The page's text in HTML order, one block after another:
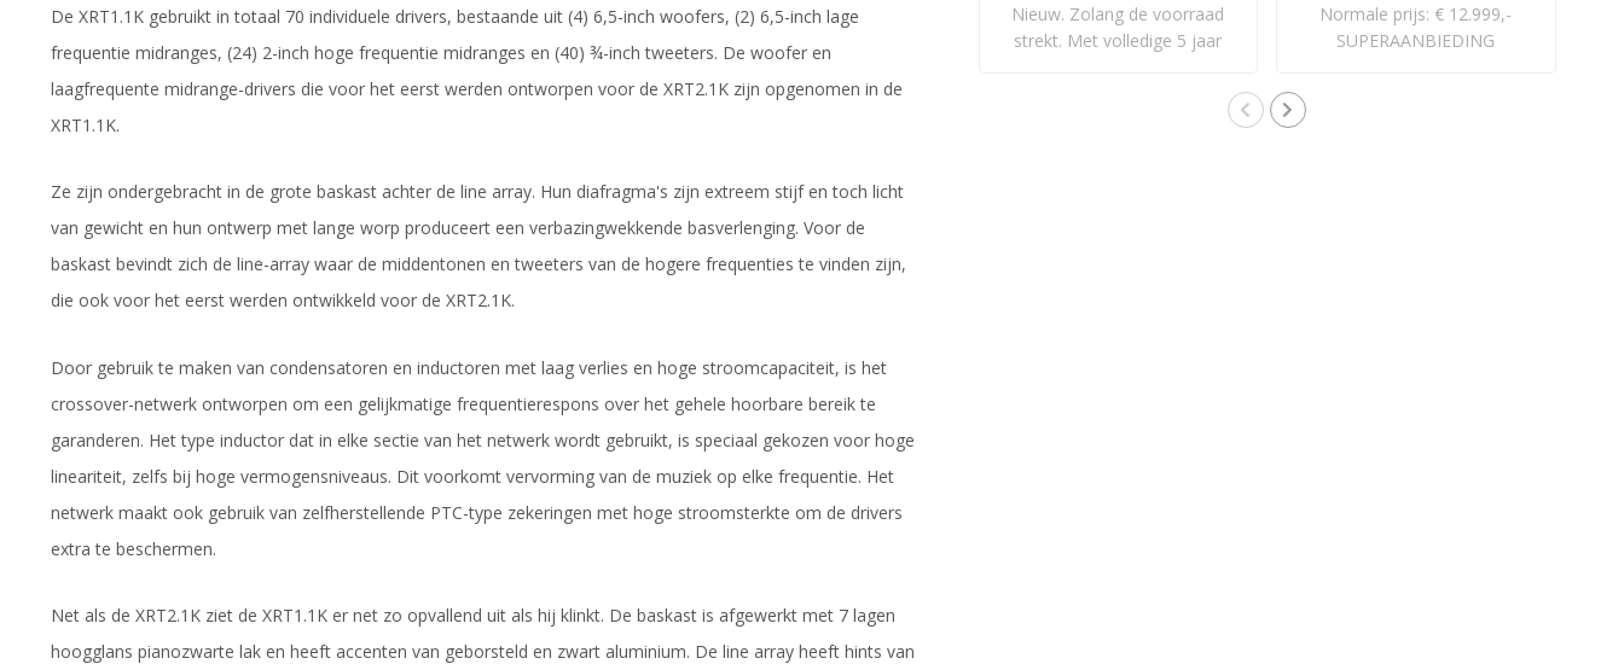
De XRT1.1K gebruikt in totaal 70 individuele drivers, bestaande uit (4) 6,5-inch woofers, (2) 6,5-inch lage
frequentie midranges, (24) 2-inch hoge frequentie midranges en (40) ¾-inch tweeters. De woofer en
laagfrequente midrange-drivers die voor het eerst werden ontworpen voor de XRT2.1K zijn opgenomen in de
XRT1.1K.
Ze zijn ondergebracht in de grote baskast achter de line array. Hun diafragma's zijn extreem stijf en toch licht
van gewicht en hun ontwerp met lange worp produceert een verbazingwekkende basverlenging. Voor de
baskast bevindt zich de line-array waar de middentonen en tweeters van de hogere frequenties te vinden zijn,
die ook voor het eerst werden ontwikkeld voor de XRT2.1K.
Door gebruik te maken van condensatoren en inductoren met laag verlies en hoge stroomcapaciteit, is het
crossover-netwerk ontworpen om een gelijkmatige frequentierespons over het gehele hoorbare bereik te
garanderen. Het type inductor dat in elke sectie van het netwerk wordt gebruikt, is speciaal gekozen voor hoge
lineariteit, zelfs bij hoge vermogensniveaus. Dit voorkomt vervorming van de muziek op elke frequentie. Het
netwerk maakt ook gebruik van zelfherstellende PTC-type zekeringen met hoge stroomsterkte om de drivers
extra te beschermen.
Net als de XRT2.1K ziet de XRT1.1K er net zo opvallend uit als hij klinkt. De baskast is afgewerkt met 7 lagen
hoogglans pianozwarte lak en heeft accenten van geborsteld en zwart aluminium. De line array heeft hints van
Nieuw. Zolang de voorraad
strekt. Met volledige 5 jaar
Normale prijs: € 12.999,-
SUPERAANBIEDING